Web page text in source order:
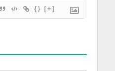
{} [+]